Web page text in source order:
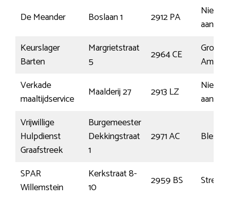
De Meander
Boslaan 1 2912 PA
aan
Keurslager
Barten
Margrietstraat
5
2964 CE
Groot-
Verkade
maaltijdservice
Maalderij 27 2913 LZ
aan
Vrijwillige
Hulpdienst
Graafstreek
Burgemeester
Dekkingstraat
1
2971 AC
SPAR
Willemstein
Kerkstraat 8-
10
2959 BS